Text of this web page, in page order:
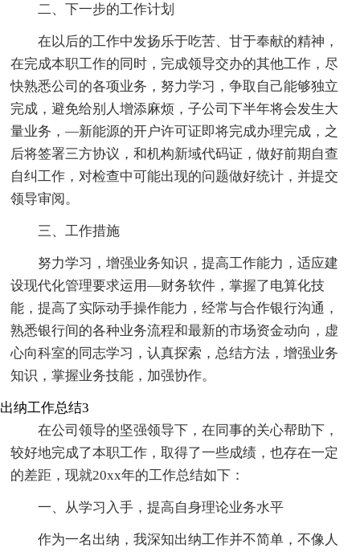
二、下一步的工作计划
在以后的工作中发扬乐于吃苦、甘于奉献的精神，
在完成本职工作的同时，完成领导交办的其他工作，尽
快熟悉公司的各项业务，努力学习，争取自己能够独立
完成，避免给别人增添麻烦，子公司下半年将会发生大
量业务，—新能源的开户许可证即将完成办理完成，之
后将签署三方协议，和机构新域代码证，做好前期自查
自纠工作，对检查中可能出现的问题做好统计，并提交
领导审阅。
三、工作措施
努力学习，增强业务知识，提高工作能力，适应建
设现代化管理要求运用—财务软件，掌握了电算化技
能，提高了实际动手操作能力，经常与合作银行沟通，
熟悉银行间的各种业务流程和最新的市场资金动向，虚
心向科室的同志学习，认真探索，总结方法，增强业务
知识，掌握业务技能，加强协作。
出纳工作总结3
在公司领导的坚强领导下，在同事的关心帮助下，
较好地完成了本职工作，取得了一些成绩，也存在一定
的差距，现就20xx年的工作总结如下：
一、从学习入手，提高自身理论业务水平
作为一名出纳，我深知出纳工作并不简单，不像人